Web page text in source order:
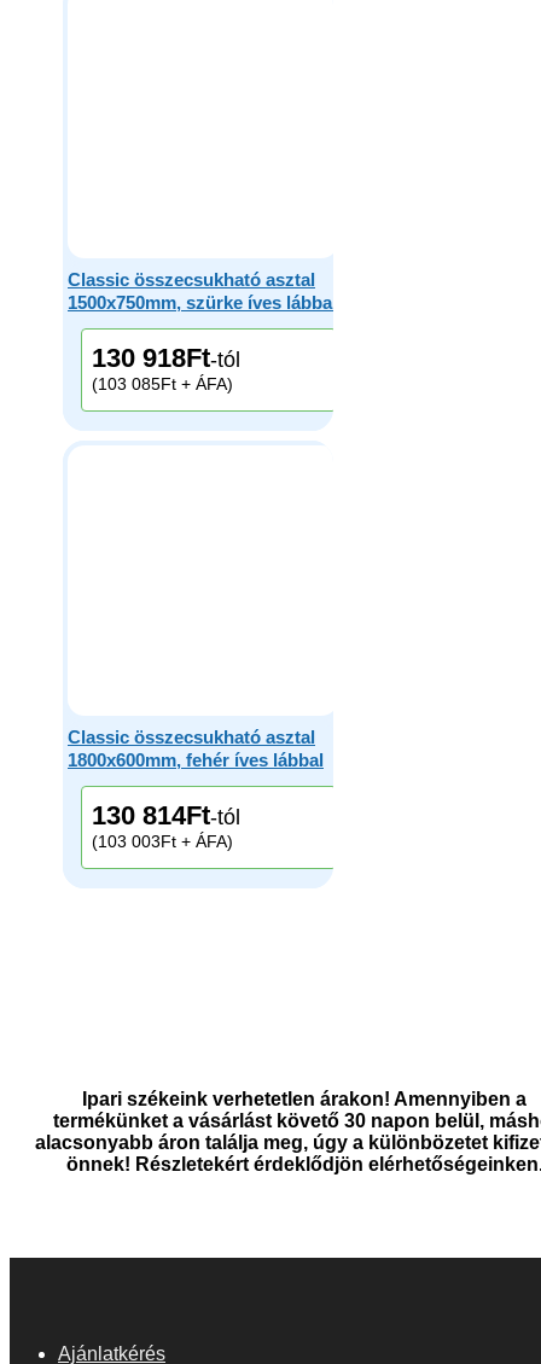
Classic összecsukható asztal
1500x750mm, szürke íves lábbal
130 918Ft-tól
(103 085Ft + ÁFA)
Classic összecsukható asztal
1800x600mm, fehér íves lábbal
130 814Ft-tól
(103 003Ft + ÁFA)
Ipari székeink verhetetlen árakon! Amennyiben a
termékünket a vásárlást követő 30 napon belül,
alacsonyabb áron találja meg, úgy a különbözetet
önnek! Részletekért érdeklődjön
Ajánlatkérés